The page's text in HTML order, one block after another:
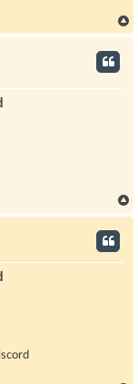
a
a